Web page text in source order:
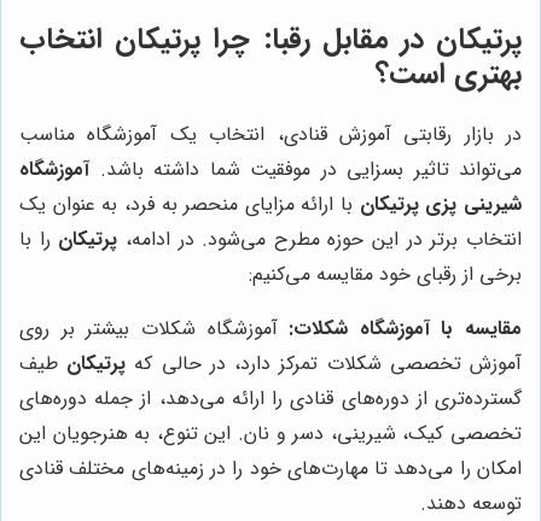
پرتیکان در مقابل رقبا: چرا پرتیکان انتخاب
بهتری است؟
در بازار رقابتی آموزش قنادی، انتخاب یک آموزشگاه مناسب
می‌تواند تاثیر بسزایی در موفقیت شما داشته باشد.آموزشگاه
شیرینی پزی پرتیکان با ارائه مزایای منحصر به فرد، به عنوان یک
انتخاب برتر در این حوزه مطرح می‌شود. در ادامه، پرتیکان را با
برخی از رقبای خود مقایسه می‌کنیم:
مقایسه با آموزشگاه شکلات: آموزشگاه شکلات بیشتر بر روی
آموزش تخصصی شکلات تمرکز دارد، در حالی که پرتیکان طیف
گسترده‌تری از دوره‌های قنادی را ارائه می‌دهد، از جمله دوره‌های
تخصصی کیک، شیرینی، دسر و نان. این تنوع، به هنرجویان این
امکان را می‌دهد تا مهارت‌های خود را در زمینه‌های مختلف قنادی
توسعه دهند.